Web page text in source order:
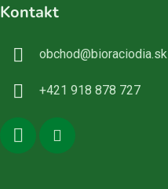
Kontakt
obchod@bioraciodia.sk
+421 918 878 727